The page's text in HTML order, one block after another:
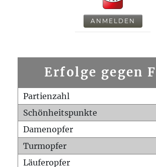
ANMELDEN
Erfolge gegen
Partienzahl
Schönheitspunkte
Damenopfer
Turmopfer
Läuferopfer